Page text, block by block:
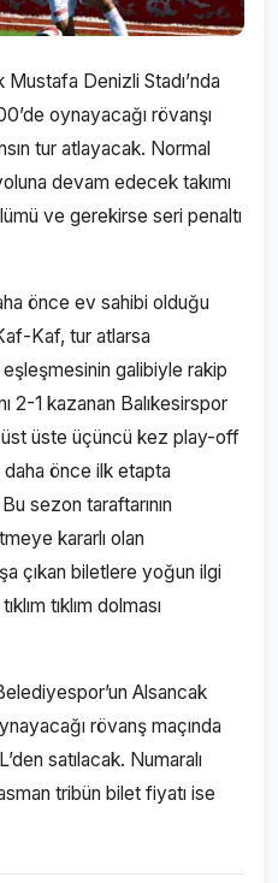
Mustafa Denizli Stadı’nda
oynayacağı rövanşı
tur atlayacak. Normal
devam edecek takımı
ve gerekirse seri penaltı
önce ev sahibi olduğu
Kaf, tur atlarsa
galibiyle rakip
2-1 kazanan Balıkesirspor
üste üçüncü kez play-off
daha önce ilk etapta
sezon taraftarının
kararlı olan
çıkan biletlere yoğun ilgi
tıklım dolması
Alsancak
rövanş maçında
satılacak. Numaralı
tribün bilet fiyatı ise